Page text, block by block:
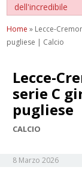
dell'incredibile
Home » Lecce-
pugliese | Calcio
Lecce-
serie C
pugliese
CALCIO
8 Marzo 2026